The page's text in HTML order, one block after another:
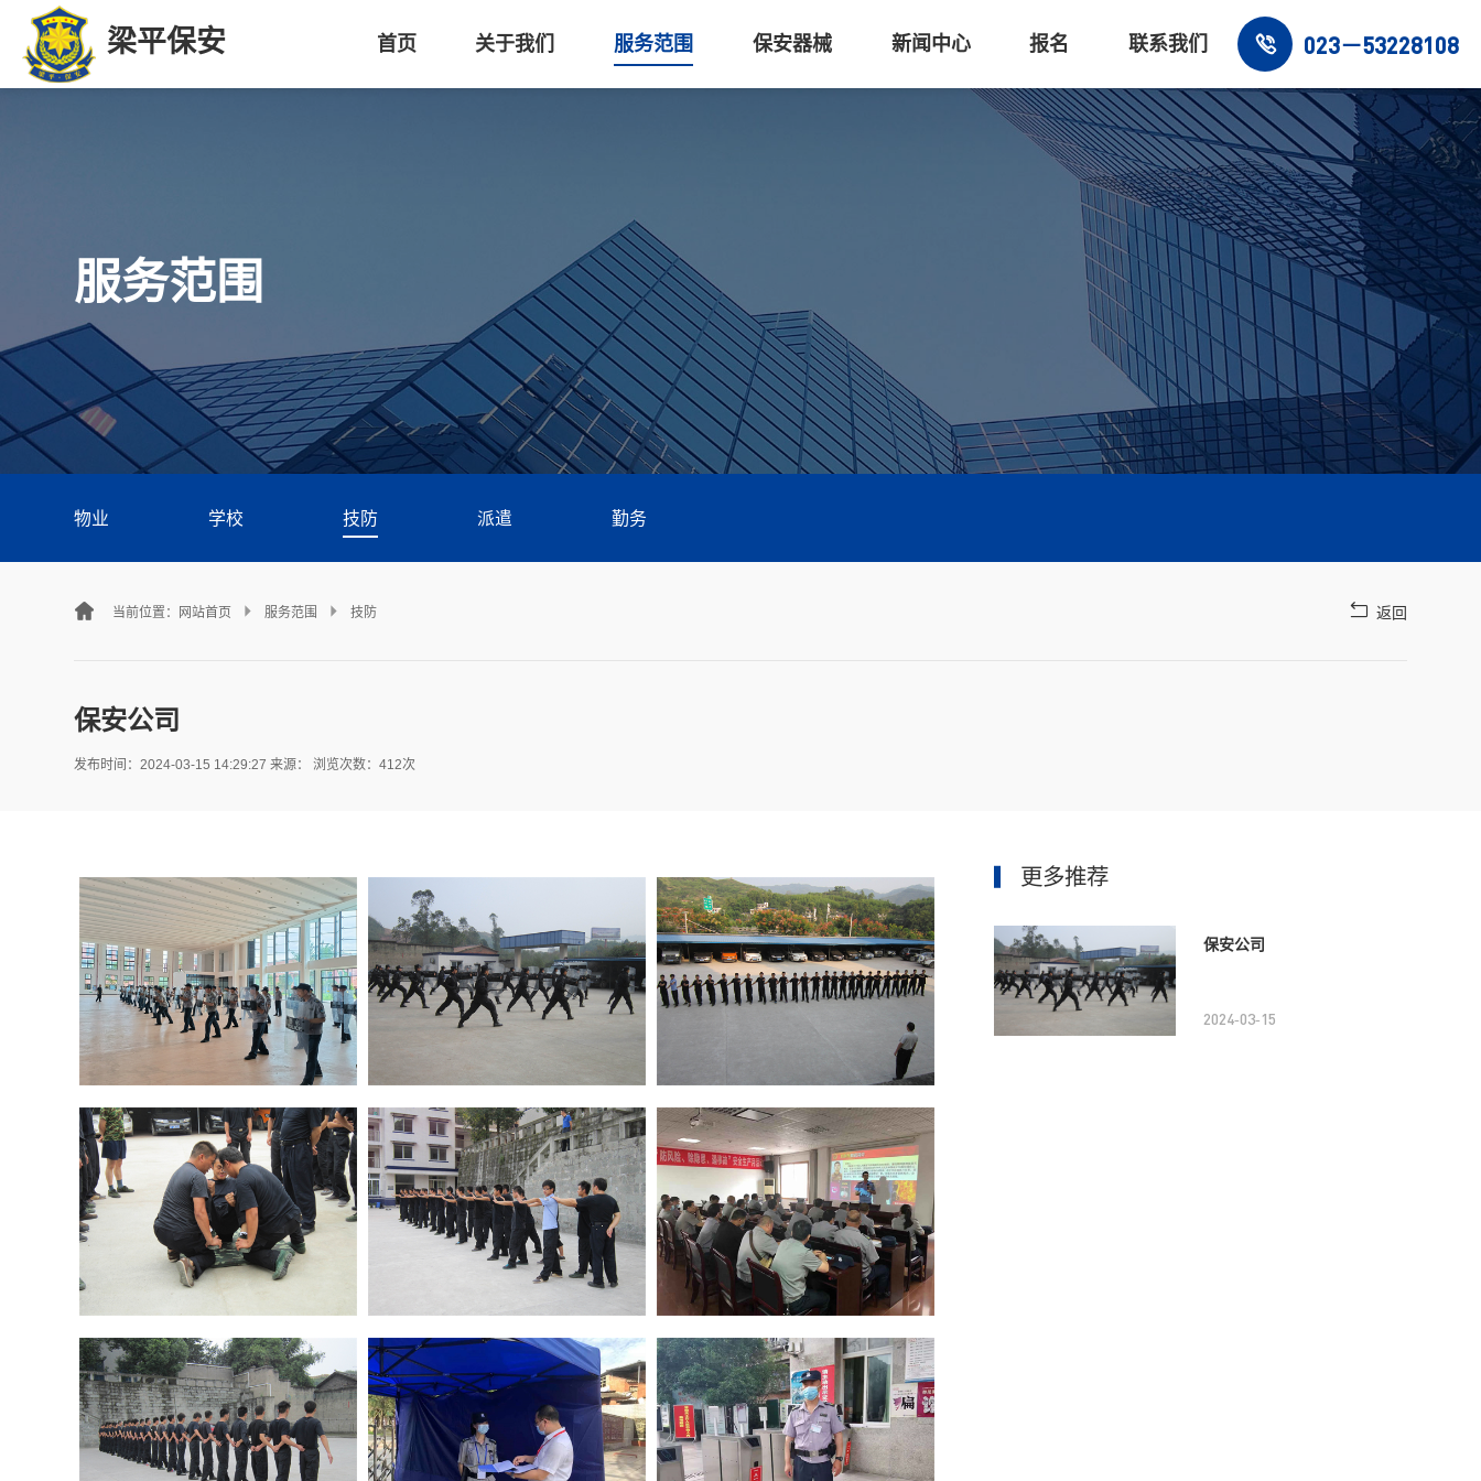
梁平保安 首页 关于我们 服务范围 保安器械 新闻中心 报名 联系我们 023－53228108
服务范围
物业 学校 技防 派遣 勤务
当前位置： 网站首页 服务范围 技防 返回
保安公司
发布时间：2024-03-15 14:29:27 来源： 浏览次数：412次
更多推荐
保安公司
2024-03-15